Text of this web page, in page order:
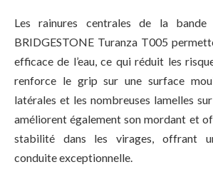
Les rainures centrales de la
BRIDGESTONE Turanza T005
efficace de l’eau, ce qui réduit les
renforce le grip sur une surface
latérales et les nombreuses lamelles
améliorent également son mordant et
stabilité dans les virages, offrant
conduite exceptionnelle.